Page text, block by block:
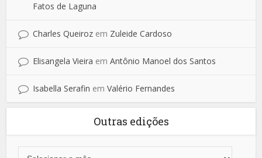
Fatos de Laguna
Charles Queiroz em Zuleide Cardoso
Elisangela Vieira emAntônio Manoel dos Santos
Isabella Serafin emValério Fernandes
Outras edições